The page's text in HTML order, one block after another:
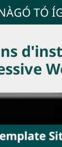
TÓ